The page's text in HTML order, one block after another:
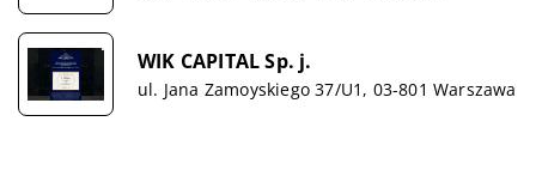
WIK CAPITAL Sp. j.
ul. Jana Zamoyskiego 37/U1, 03-801 Warszawa